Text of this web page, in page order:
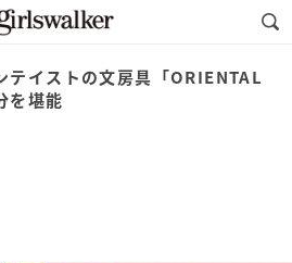
テイストの文房具「ORIENTAL
を堪能